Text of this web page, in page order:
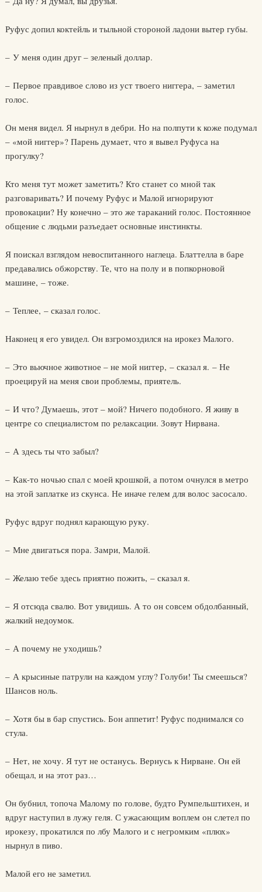
Руфус допил коктейль и тыльной стороной ладони вытер губы.
– У меня один друг – зеленый доллар.
– Первое правдивое слово из уст твоего ниггера, – заметил
голос.
Он меня видел. Я нырнул в дебри. Но на полпути к коже подумал
– «мой ниггер»? Парень думает, что я вывел Руфуса на
прогулку?
Кто меня тут может заметить? Кто станет со мной так
разговаривать? И почему Руфус и Малой игнорируют
провокации? Ну конечно – это же тараканий голос. Постоянное
общение с людьми разъедает основные инстинкты.
Я поискал взглядом невоспитанного наглеца. Блаттелла в баре
предавались обжорству. Те, что на полу и в попкорновой
машине, – тоже.
– Теплее, – сказал голос.
Наконец я его увидел. Он взгромоздился на ирокез Малого.
– Это вьючное животное – не мой ниггер, – сказал я. – Не
проецируй на меня свои проблемы, приятель.
– И что? Думаешь, этот – мой? Ничего подобного. Я живу в
центре со специалистом по релаксации. Зовут Нирвана.
– А здесь ты что забыл?
– Как-то ночью спал с моей крошкой, а потом очнулся в метро
на этой заплатке из скунса. Не иначе гелем для волос засосало.
Руфус вдруг поднял карающую руку.
– Мне двигаться пора. Замри, Малой.
– Желаю тебе здесь приятно пожить, – сказал я.
– Я отсюда свалю. Вот увидишь. А то он совсем обдолбанный,
жалкий недоумок.
– А почему не уходишь?
– А крысиные патрули на каждом углу? Голуби! Ты смеешься?
Шансов ноль.
– Хотя бы в бар спустись. Бон аппетит! Руфус поднимался со
стула.
– Нет, не хочу. Я тут не останусь. Вернусь к Нирване. Он ей
обещал, и на этот раз…
Он бубнил, топоча Малому по голове, будто Румпельштихен, и
вдруг наступил в лужу геля. С ужасающим воплем он слетел по
ирокезу, прокатился по лбу Малого и с негромким «плюх»
нырнул в пиво.
Малой его не заметил.